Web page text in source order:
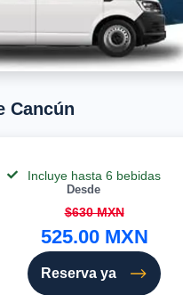
Cancún
Incluye hasta 6 bebidas
Desde
$630 MXN
525.00 MXN
Reserva ya